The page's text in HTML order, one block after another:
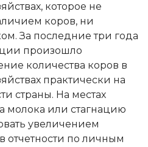
которое не
коров, ни
За последние три года
произошло
количества коров в
практически на
страны. На местах
молока или стагнацию
увеличением
отчетности по личным